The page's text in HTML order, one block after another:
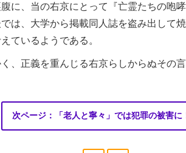
に、当の右京にとって『亡霊たちの咆
は、大学から掲載同人誌を盗み出して
ているようである。
、正義を重んじる右京らしからぬその
次ページ：「老人と寧々」では犯罪の被害に